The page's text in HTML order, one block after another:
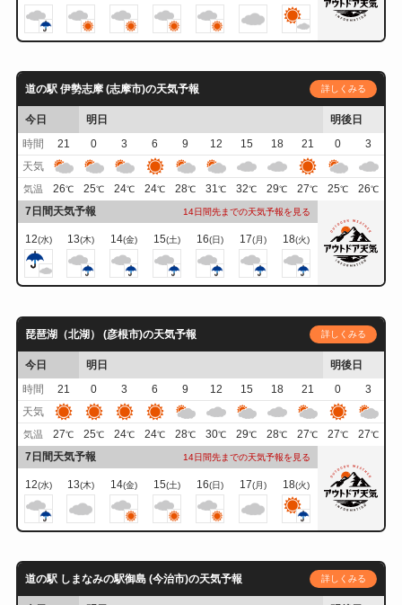
道の駅 伊勢志摩 (志摩市)の天気予報 詳しくみる
今日 明日
明後日
時間
21 0 3 6 9 12 15 18 21 0
3
天気
気温 26℃ 25℃ 24℃ 24℃ 28℃ 31℃ 32℃ 29℃ 27℃ 25℃ 26℃
7日間天気予報 14日間先までの天気予報を見る
12(水) 13(木) 14(金) 15(土) 16(日) 17(月) 18(火)
琵琶湖（北湖） (彦根市)の天気予報 詳しくみる
今日 明日
明後日
時間
21 0 3 6 9 12 15 18 21 0
3
天気
気温 27℃ 25℃ 24℃ 24℃ 28℃ 30℃ 29℃ 28℃ 27℃ 27℃ 27℃
7日間天気予報 14日間先までの天気予報を見る
12(水) 13(木) 14(金) 15(土) 16(日) 17(月) 18(火)
道の駅 しまなみの駅御島 (今治市)の天気予報 詳しくみる